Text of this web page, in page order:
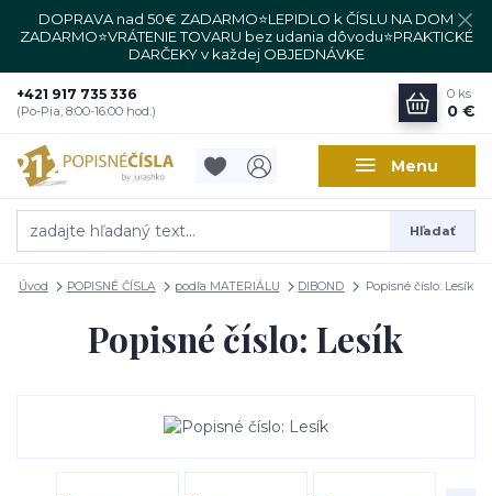
DOPRAVA nad 50€ ZADARMO⭐LEPIDLO k ČÍSLU NA DOM
ZADARMO⭐VRÁTENIE TOVARU bez udania dôvodu⭐PRAKTICKÉ
DARČEKY v každej OBJEDNÁVKE
Menu
Hľadať
+421 917 735 336
(Po-Pia, 8:00-16:00 hod.)
0 ks
0 €
Úvod POPISNÉ ČÍSLA podľa MATERIÁLU DIBOND Popisné číslo: Lesík
Popisné číslo: Lesík